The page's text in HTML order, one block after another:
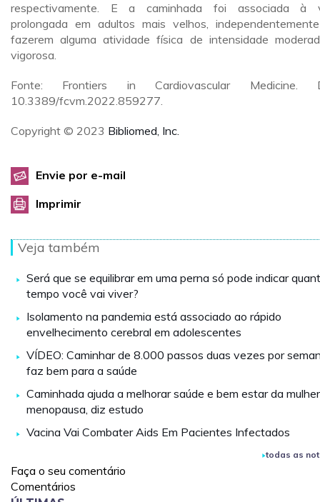
respectivamente. E a caminhada foi associada à
prolongada em adultos mais velhos,
fazerem alguma atividade física de intensidade
vigorosa.
Fonte: Frontiers in Cardiovascular Medicine.
10.3389/fcvm.2022.859277.
Copyright © 2023 Bibliomed, Inc.
Envie por e-mail
Imprimir
Veja também
Será que se equilibrar em uma perna só pode indicar
tempo você vai viver?
Isolamento na pandemia está associado ao rápido
envelhecimento cerebral em adolescentes
VÍDEO: Caminhar de 8.000 passos duas vezes por
faz bem para a saúde
Caminhada ajuda a melhorar saúde e bem estar da
menopausa, diz estudo
Vacina Vai Combater Aids Em Pacientes Infectados
todas as
Faça o seu comentário
Comentários